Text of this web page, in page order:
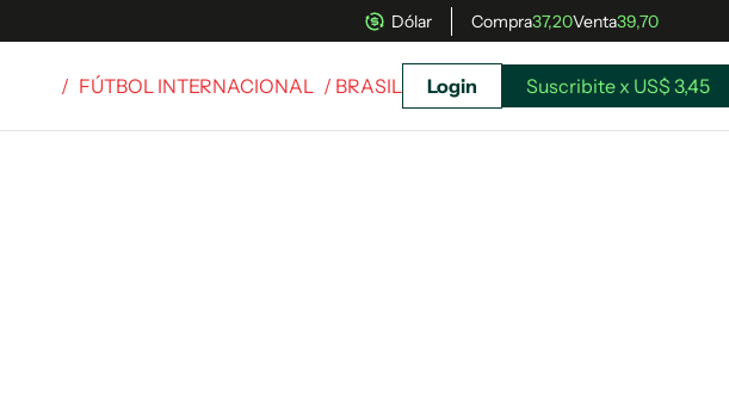
Dólar Compra37,20Venta39,70
/ FÚTBOL INTERNACIONAL / BRASIL Login Suscribite x US$ 3,45